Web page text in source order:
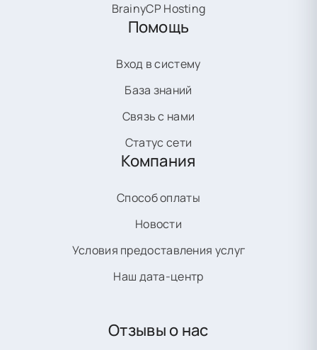
BrainyCP Hosting
Помощь
Вход в систему
База знаний
Связь с нами
Статус сети
Компания
Способ оплаты
Новости
Условия предоставления услуг
Наш дата-центр
Отзывы о нас